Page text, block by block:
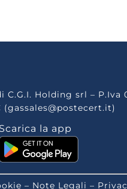
Holding srl – P.Iva
(gassales@postecert.it)
Scarica la app
– Note Legali –